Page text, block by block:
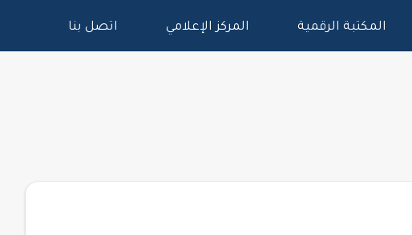
المكتبة الرقمية المركز الإعلامي اتصل بنا